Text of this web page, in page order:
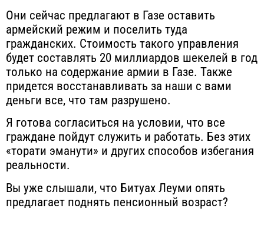
Они сейчас предлагают в Газе оставить
армейский режим и поселить туда
гражданских. Стоимость такого управления
будет составлять 20 миллиардов шекелей в год
только на содержание армии в Газе. Также
придется восстанавливать за наши с вами
деньги все, что там разрушено.
Я готова согласиться на условии, что все
граждане пойдут служить и работать. Без этих
«торати эманути» и других способов избегания
реальности.
Вы уже слышали, что Битуах Леуми опять
предлагает поднять пенсионный возраст?